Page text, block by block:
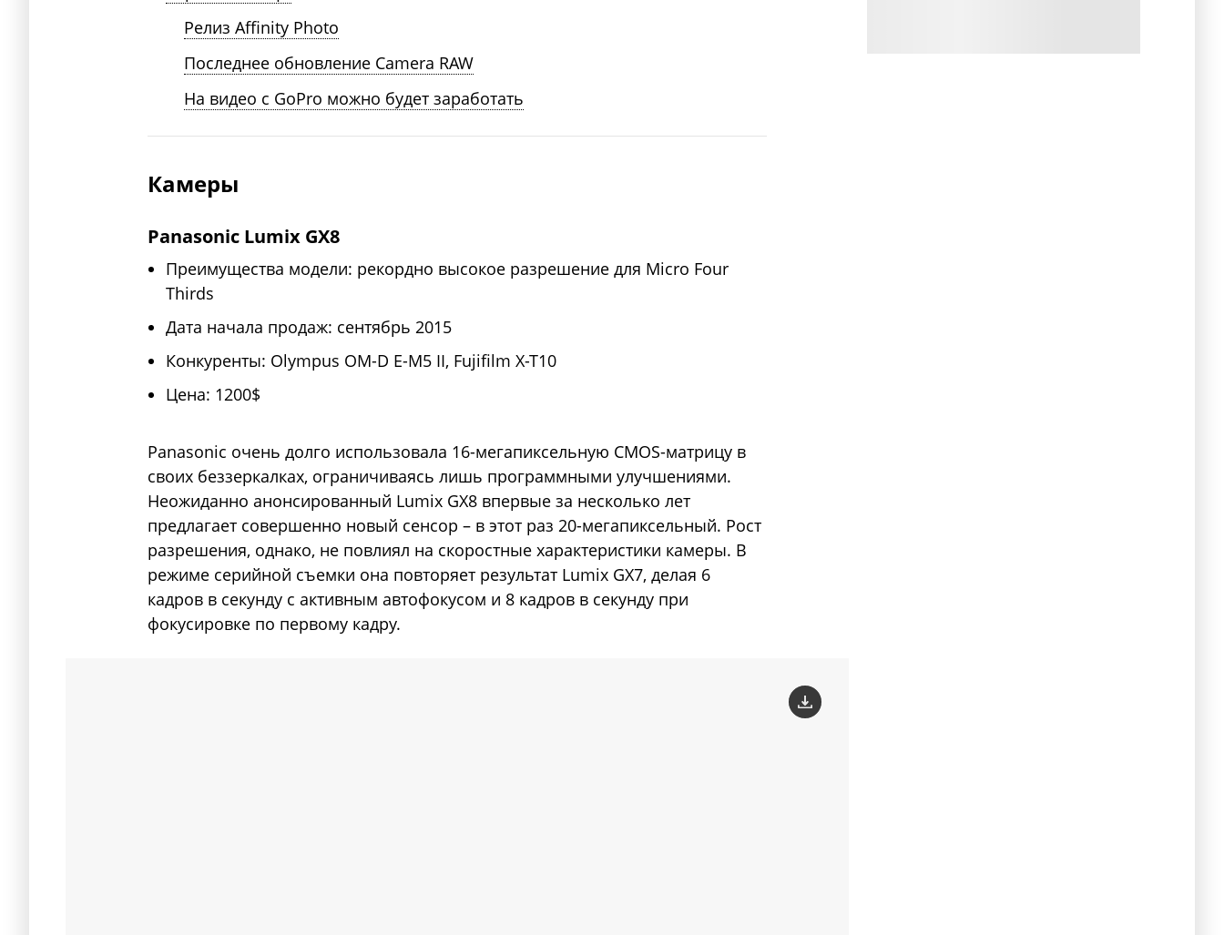
Релиз Affinity Photo
Последнее обновление Camera RAW
На видео с GoPro можно будет заработать
Камеры
Panasonic Lumix GX8
Преимущества модели: рекордно высокое разрешение для Micro Four
Thirds
Дата начала продаж: сентябрь 2015
Конкуренты: Olympus OM-D E-M5 II, Fujifilm X-T10
Цена: 1200$
Panasonic очень долго использовала 16-мегапиксельную CMOS-матрицу в
своих беззеркалках, ограничиваясь лишь программными улучшениями.
Неожиданно анонсированный Lumix GX8 впервые за несколько лет
предлагает совершенно новый сенсор – в этот раз 20-мегапиксельный. Рост
разрешения, однако, не повлиял на скоростные характеристики камеры. В
режиме серийной съемки она повторяет результат Lumix GX7, делая 6
кадров в секунду с активным автофокусом и 8 кадров в секунду при
фокусировке по первому кадру.